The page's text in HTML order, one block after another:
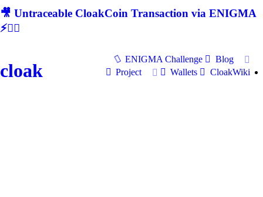
🎥 Untraceable CloakCoin Transaction via ENIGMA
⚡🕵‍♂
cloak
ENIGMA Challenge
Blog
Project
Wallets CloakWiki